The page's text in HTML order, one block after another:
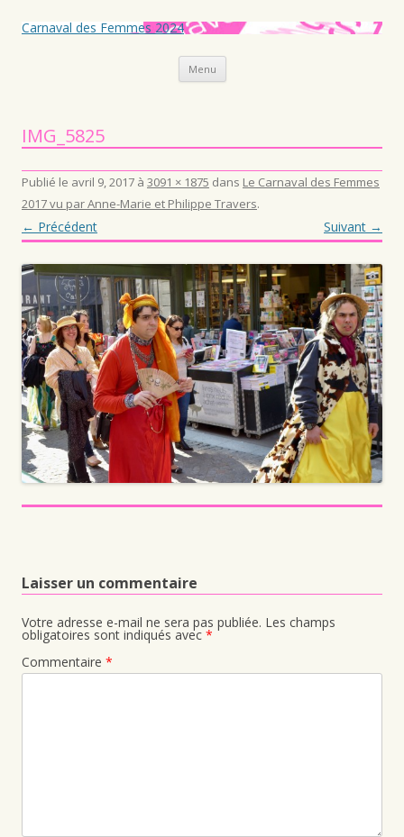
Carnaval des Femmes 2024
Menu Aller au contenu principal
IMG_5825
Publié le avril 9, 2017 à 3091 × 1875 dans Le Carnaval des Femmes
2017 vu par Anne-Marie et Philippe Travers.
← Précédent Suivant →
Laisser un commentaire
Votre adresse e-mail ne sera pas publiée. Les champs
obligatoires sont indiqués avec *
Commentaire *